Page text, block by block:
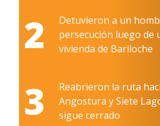
2
Detuvieron a un
persecución luego de
vivienda de Bariloche
3
Reabrieron la ruta
Angostura y Siete
sigue cerrado